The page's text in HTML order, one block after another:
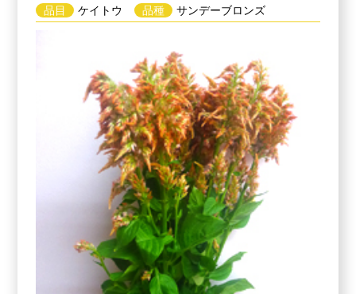
品目
ケイトウ
品種
サンデーブロンズ